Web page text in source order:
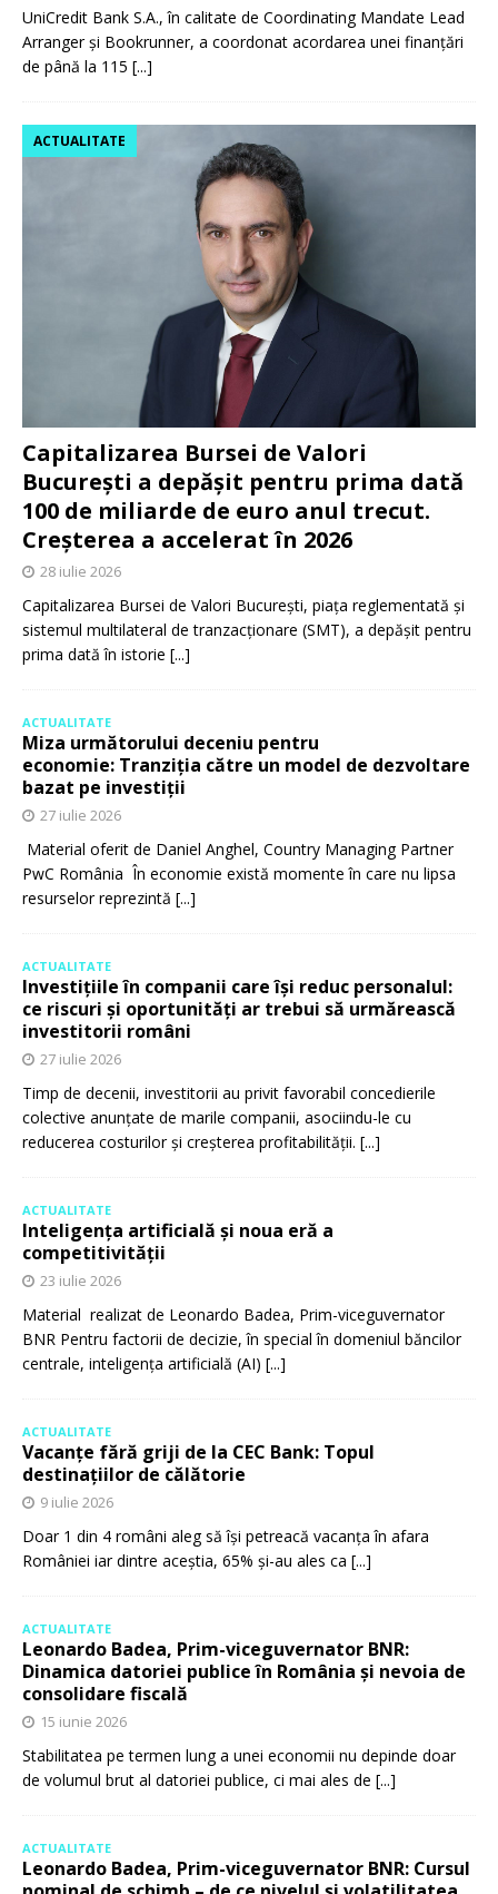
UniCredit Bank S.A., în calitate de Coordinating Mandate Lead
Arranger și Bookrunner, a coordonat acordarea unei finanțări
de până la 115 [...]
Capitalizarea Bursei de Valori
București a depășit pentru prima dată
100 de miliarde de euro anul trecut.
Creșterea a accelerat în 2026
ACTUALITATE
28 iulie 2026
Capitalizarea Bursei de Valori București, piața reglementată și
sistemul multilateral de tranzacționare (SMT), a depășit pentru
prima dată în istorie [...]
ACTUALITATE
Miza următorului deceniu pentru
economie: Tranziția către un model de dezvoltare
bazat pe investiții
27 iulie 2026
Material oferit de Daniel Anghel, Country Managing Partner
PwC România În economie există momente în care nu lipsa
resurselor reprezintă [...]
ACTUALITATE
Investițiile în companii care își reduc personalul:
ce riscuri și oportunități ar trebui să urmărească
investitorii români
27 iulie 2026
Timp de decenii, investitorii au privit favorabil concedierile
colective anunțate de marile companii, asociindu-le cu
reducerea costurilor și creșterea profitabilității. [...]
ACTUALITATE
Inteligența artificială și noua eră a
competitivității
23 iulie 2026
Material realizat de Leonardo Badea, Prim-viceguvernator
BNR Pentru factorii de decizie, în special în domeniul băncilor
centrale, inteligența artificială (AI) [...]
ACTUALITATE
Vacanțe fără griji de la CEC Bank: Topul
destinațiilor de călătorie
9 iulie 2026
Doar 1 din 4 români aleg să își petreacă vacanța în afara
României iar dintre aceștia, 65% și-au ales ca [...]
ACTUALITATE
Leonardo Badea, Prim-viceguvernator BNR:
Dinamica datoriei publice în România și nevoia de
consolidare fiscală
15 iunie 2026
Stabilitatea pe termen lung a unei economii nu depinde doar
de volumul brut al datoriei publice, ci mai ales de [...]
ACTUALITATE
Leonardo Badea, Prim-viceguvernator BNR: Cursul